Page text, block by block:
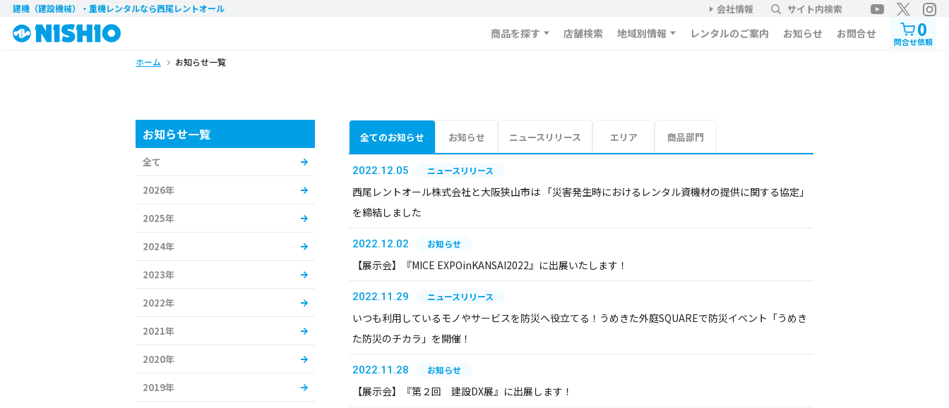
建機（建設機械）・重機レンタルなら西尾レントオール 会社情報 サイト内検索
商品を探す 店舗検索 地域別情報 レンタルのご案内 お知らせ お問合せ 0
問合せ依頼
ホーム お知らせ一覧
全てのお知らせ お知らせ ニュースリリース エリア 商品部門
2022.12.05 ニュースリリース
西尾レントオール株式会社と大阪狭山市は 「災害発生時におけるレンタル資機材の提供に関する協定」
を締結しました
2022.12.02 お知らせ
【展示会】『MICE EXPOinKANSAI2022』に出展いたします！
2022.11.29 ニュースリリース
いつも利用しているモノやサービスを防災へ役立てる！うめきた外庭SQUAREで防災イベント「うめき
た防災のチカラ」を開催！
2022.11.28 お知らせ
【展示会】『第２回 建設DX展』に出展します！
お知らせ一覧
全て
2026年
2025年
2024年
2023年
2022年
2021年
2020年
2019年